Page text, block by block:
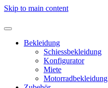
Skip to main content
Bekleidung
Schiessbekleidung
Konfigurator
Miete
Motorradbekleidung